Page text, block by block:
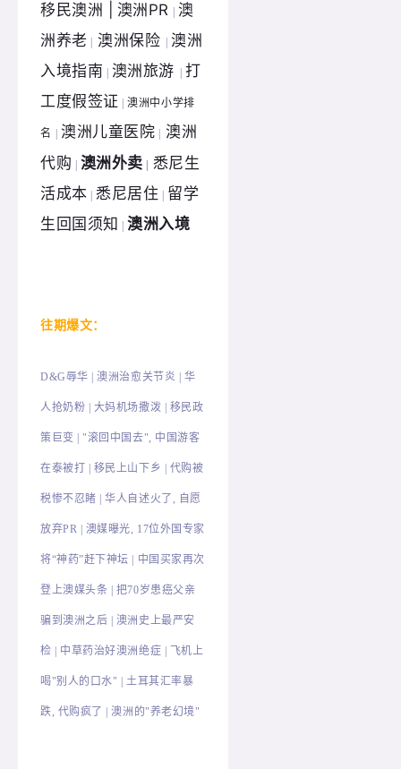
移民澳洲 | 澳洲PR 澳
洲养老 澳洲保险 |澳洲
入境指南 澳洲旅游
打
工度假签证
|澳洲中小学排
名 |澳洲儿童医院 澳洲
代购 澳洲外卖 悉尼生
活成本 |悉尼居住 留学
生回国须知
澳洲入境
往期爆文：
D&G辱华 |澳洲治愈关节炎 | 华
人抢奶粉 | 大妈机场撒泼 | 移民政
策巨变 | "滚回中国去", 中国游客
在泰被打 | 移民上山下乡 | 代购被
税惨不忍睹 | 华人自述火了, 自愿
放弃PR | 澳媒曝光, 17位外国专家
将“神药”赶下神坛 | 中国买家再次
登上澳媒头条 | 把70岁患癌父亲
骗到澳洲之后 | 澳洲史上最严安
检 | 中草药治好澳洲绝症 | 飞机上
喝"别人的口水" | 土耳其汇率暴
跌, 代购疯了 | 澳洲的"养老幻境"